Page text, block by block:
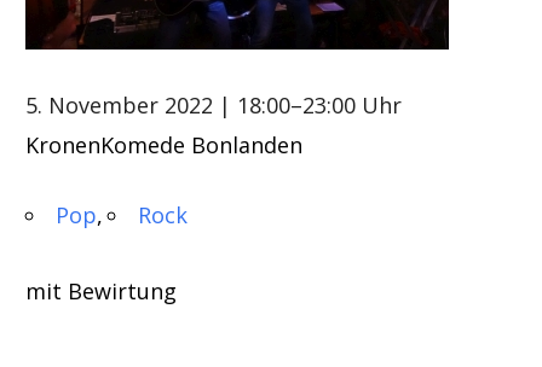
5. November 2022 | 18:00–23:00 Uhr
KronenKomede Bonlanden
Pop Rock
mit Bewirtung